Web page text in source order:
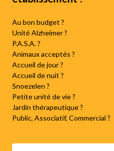
Au bon budget ?
Unité Alzheimer ?
P.A.S.A. ?
Animaux acceptés ?
Accueil de jour ?
Accueil de nuit ?
Snoezelen ?
Petite unité de vie ?
Jardin thérapeutique ?
Public, Associatif, Commercial ?